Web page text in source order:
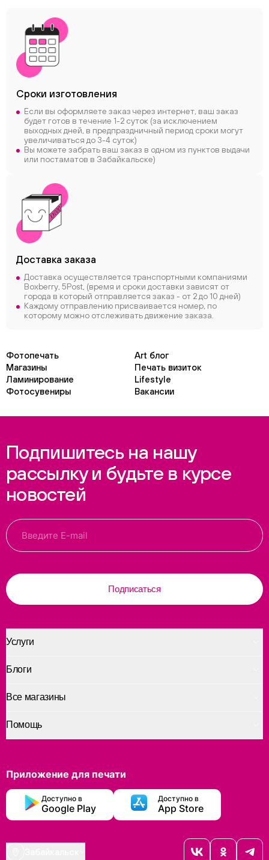
Сроки изготовления
Если вы оформляете заказ через интернет, ваш заказ
будет готов в течение 1-2 суток (за исключением
выходных дней, в предпраздничный период сроки могут
увеличиваться до 3-4 суток)
Вы можете забрать ваш заказ в одном из пунктов выдачи
или постаматов в Забайкальске)
Доставка заказа
Доставка осуществляется транспортными компаниями
Boxberry, 5Post, (время и сроки доставки зависят от
города в который отправляется заказ - от 2 до 10 дней)
Каждому отправлению присваивается номер, по
которому можно отслеживать движение заказа.
Фотопечать
Art блог
Магазины
Печать визиток
Ламинирование
Lifestyle
Фотосувениры
Вакансии
Подпишитесь на нашу
рассылку и будьте в курсе
новостей
Подписаться
Услуги
Помощь
Блоги
Все магазины
Приложение для печати
Доступно в
Google Play
Доступно в
App Store